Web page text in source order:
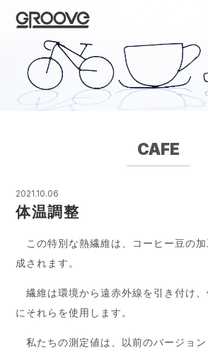
Groove 自転車 カフェ 輸入車・国産車のチ
ューニング/販売
CAFE
2021.10.06
体温調整
この特別な熱繊維は、コーヒー豆の
成されます。
繊維は環境から遠赤外線を引き付け
にそれらを使用します。
私たちの測定値は、以前のバージョン